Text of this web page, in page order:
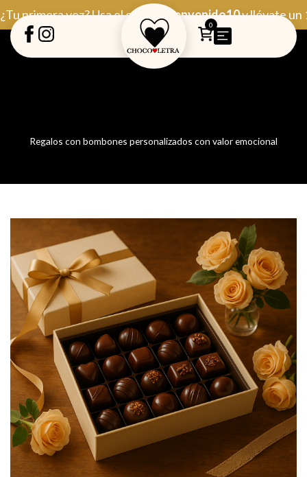
al
contenido
¿Tu primera vez? Usa el código Bienvenido10y llévate un
0
Regalos con bombones personalizados con valor emocional